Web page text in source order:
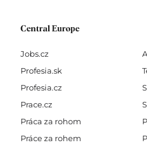
Central Europe
Jobs.cz
Profesia.sk
Profesia.cz
Prace.cz
Práca za rohom
Práce za rohem